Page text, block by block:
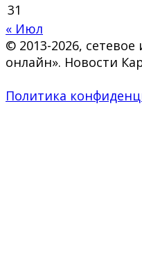
31
« Июл
© 2013-2026,
онлайн». Новости
Политика